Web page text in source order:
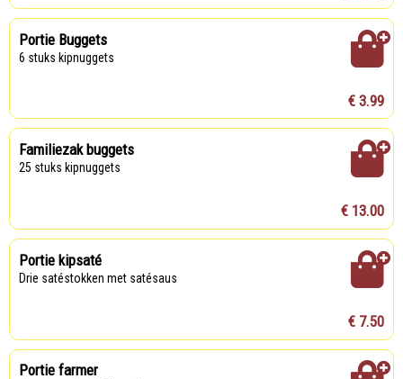
Portie Buggets
6 stuks kipnuggets
€ 3.99
Familiezak buggets
25 stuks kipnuggets
€ 13.00
Portie kipsaté
drie satéstokken met satésaus
€ 7.50
Portie farmer